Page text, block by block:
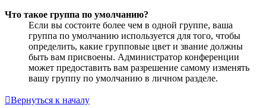
Что такое группа по умолчанию?
Если вы состоите более чем в одной группе, ваша
группа по умолчанию используется для того, чтобы
определить, какие групповые цвет и звание должны
быть вам присвоены. Администратор конференции
может предоставить вам разрешение самому изменять
вашу группу по умолчанию в личном разделе.
Вернуться к началу